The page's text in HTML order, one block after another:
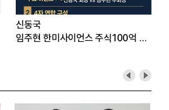
신동국
임주현 한미사이언스 주식100억 가